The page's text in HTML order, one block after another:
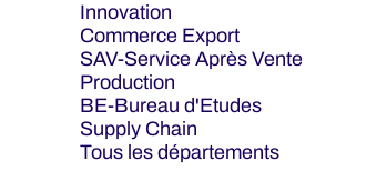
Innovation
Commerce Export
SAV-Service Après Vente
Production
BE-Bureau d'Etudes
Supply Chain
Tous les départements